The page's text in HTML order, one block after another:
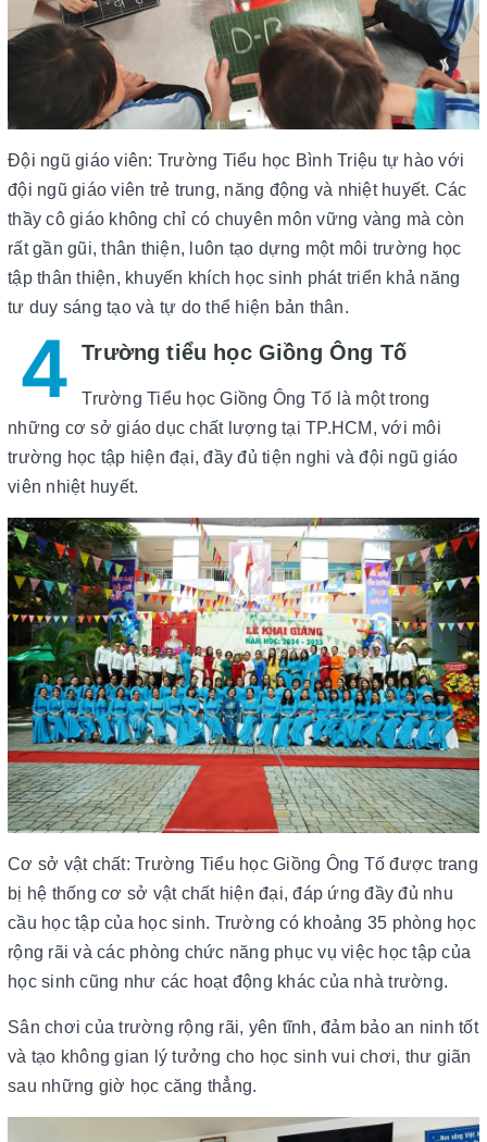
Đội ngũ giáo viên: Trường Tiểu học Bình Triệu tự hào với
đội ngũ giáo viên trẻ trung, năng động và nhiệt huyết. Các
thầy cô giáo không chỉ có chuyên môn vững vàng mà còn
rất gần gũi, thân thiện, luôn tạo dựng một môi trường học
tập thân thiện, khuyến khích học sinh phát triển khả năng
tư duy sáng tạo và tự do thể hiện bản thân.
4 Trường tiểu học Giồng Ông Tố
Trường Tiểu học Giồng Ông Tố là một trong
những cơ sở giáo dục chất lượng tại TP.HCM, với môi
trường học tập hiện đại, đầy đủ tiện nghi và đội ngũ giáo
viên nhiệt huyết.
Cơ sở vật chất: Trường Tiểu học Giồng Ông Tố được trang
bị hệ thống cơ sở vật chất hiện đại, đáp ứng đầy đủ nhu
cầu học tập của học sinh. Trường có khoảng 35 phòng học
rộng rãi và các phòng chức năng phục vụ việc học tập của
học sinh cũng như các hoạt động khác của nhà trường.
Sân chơi của trường rộng rãi, yên tĩnh, đảm bảo an ninh tốt
và tạo không gian lý tưởng cho học sinh vui chơi, thư giãn
sau những giờ học căng thẳng.